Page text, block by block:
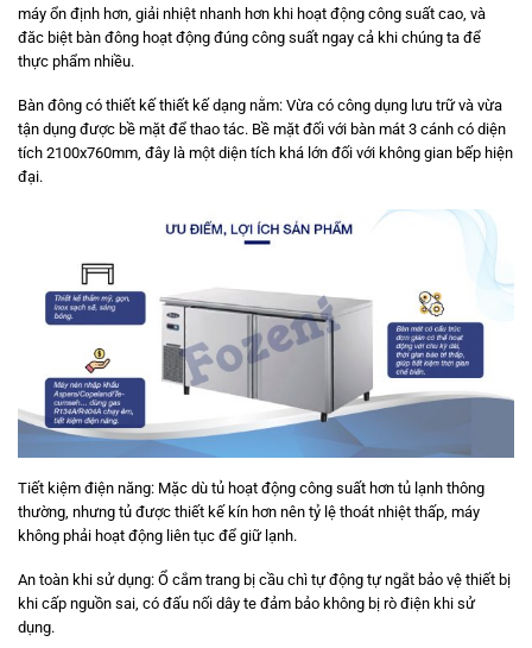
máy ổn định hơn, giải nhiệt nhanh hơn khi hoạt động công suất cao, và
đăc biệt bàn đông hoạt động đúng công suất ngay cả khi chúng ta để
thực phẩm nhiều.
Bàn đông có thiết kế thiết kế dạng nằm: Vừa có công dụng lưu trữ và vừa
tận dụng được bề mặt để thao tác. Bề mặt đối với bàn mát 3 cánh có diện
tích 2100x760mm, đây là một diện tích khá lớn đối với không gian bếp hiện
đại.
Tiết kiệm điện năng: Mặc dù tủ hoạt động công suất hơn tủ lạnh thông
thường, nhưng tủ được thiết kế kín hơn nên tỷ lệ thoát nhiệt thấp, máy
không phải hoạt động liên tục để giữ lạnh.
An toàn khi sử dụng: Ổ cắm trang bị cầu chì tự động tự ngắt bảo vệ thiết bị
khi cấp nguồn sai, có đấu nối dây te đảm bảo không bị rò điện khi sử
dụng.